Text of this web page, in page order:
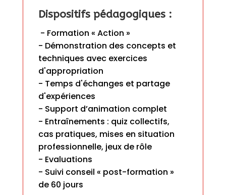
Dispositifs pédagogiques :
- Démonstration des concepts et
techniques avec exercices
d'appropriation
- Temps d'échanges et partage
d'expériences
- Support d’animation complet
- Entraînements : quiz collectifs,
cas pratiques, mises en situation
professionnelle, jeux de rôle
- Evaluations
- Suivi conseil « post-formation »
de 60 jours